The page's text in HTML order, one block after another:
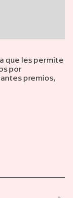
que les permite
por
premios,